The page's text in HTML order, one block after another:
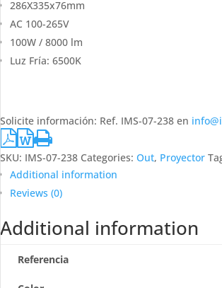
286X335x76mm
AC 100-265V
100W / 8000 lm
Luz Fría: 6500K
Solicite información: Ref. IMS-07-238 en
SKU: IMS-07-238 Categories:Out, Proyector
Additional information
Reviews (0)
Additional information
Referencia